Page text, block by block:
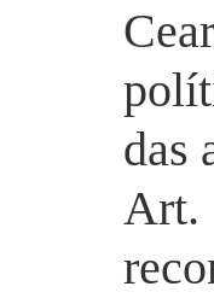
das